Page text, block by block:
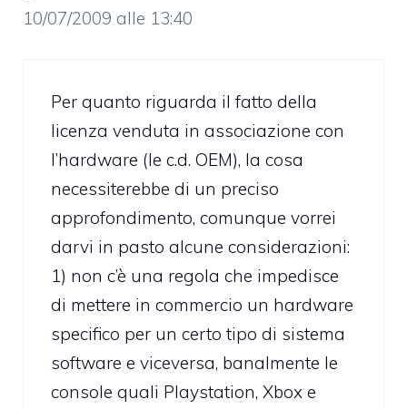
10/07/2009 alle 13:40
Per quanto riguarda il fatto della
licenza venduta in associazione con
l’hardware (le c.d. OEM), la cosa
necessiterebbe di un preciso
approfondimento, comunque vorrei
darvi in pasto alcune considerazioni:
1) non c’è una regola che impedisce
di mettere in commercio un hardware
specifico per un certo tipo di sistema
software e viceversa, banalmente le
console quali Playstation, Xbox e